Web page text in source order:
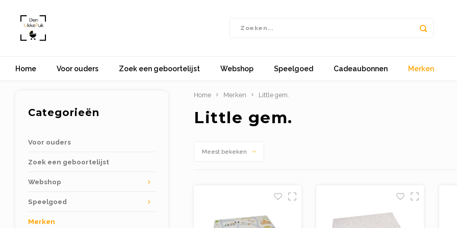
Home Voor ouders Zoek een geboortelijst Webshop Speelgoed Cadeaubonnen Merken
Categorieën
Voor ouders
Zoek een geboortelijst
Webshop
Speelgoed
Merken
Home Merken Little gem.
Little gem.
Meest bekeken